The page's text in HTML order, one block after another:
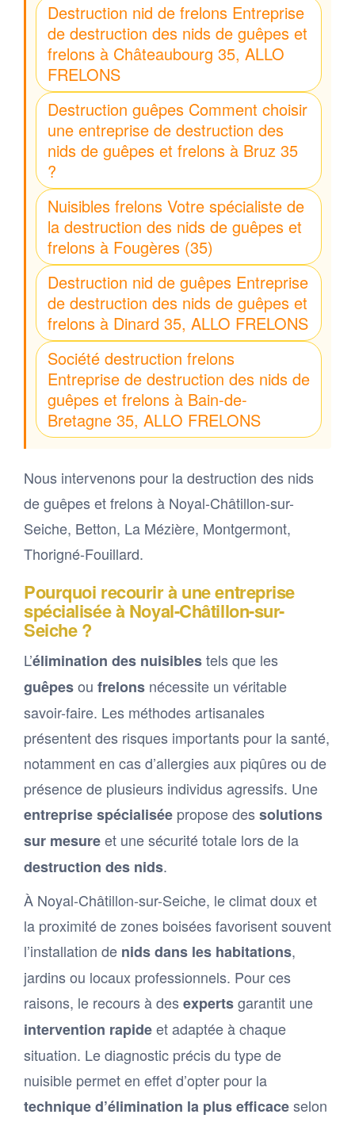
Destruction nid de frelons Entreprise
de destruction des nids de guêpes et
frelons à Châteaubourg 35, ALLO
FRELONS
Destruction guêpes Comment choisir
une entreprise de destruction des
nids de guêpes et frelons à Bruz 35
?
Nuisibles frelons Votre spécialiste de
la destruction des nids de guêpes et
frelons à Fougères (35)
Destruction nid de guêpes Entreprise
de destruction des nids de guêpes et
frelons à Dinard 35, ALLO FRELONS
Société destruction frelons
Entreprise de destruction des nids de
guêpes et frelons à Bain-de-
Bretagne 35, ALLO FRELONS
Nous intervenons pour la destruction des nids
de guêpes et frelons à Noyal-Châtillon-sur-
Seiche, Betton, La Mézière, Montgermont,
Thorigné-Fouillard.
Pourquoi recourir à une entreprise
spécialisée à Noyal-Châtillon-sur-
Seiche ?
L’élimination des nuisiblestels que les
guêpesou frelons nécessite un véritable
savoir-faire. Les méthodes artisanales
présentent des risques importants pour la santé,
notamment en cas d’allergies aux piqûres ou de
présence de plusieurs individus agressifs. Une
entreprise spécialisée propose dessolutions
sur mesureet une sécurité totale lors de la
destruction des nids.
À Noyal-Châtillon-sur-Seiche, le climat doux et
la proximité de zones boisées favorisent souvent
l’installation de nids dans les habitations,
jardins ou locaux professionnels. Pour ces
raisons, le recours à desexpertsgarantit une
intervention rapideet adaptée à chaque
situation. Le diagnostic précis du type de
nuisible permet en effet d’opter pour la
technique d’élimination la plus efficaceselon